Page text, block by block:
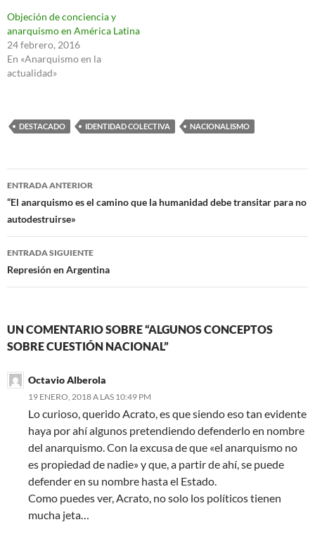
Objeción de conciencia y
anarquismo en América Latina
24 febrero, 2016
En «Anarquismo en la
actualidad»
DESTACADO IDENTIDAD COLECTIVA NACIONALISMO
Navegación
de
entradas
ENTRADA ANTERIOR
“El anarquismo es el camino que la humanidad debe transitar para no
autodestruirse»
ENTRADA SIGUIENTE
Represión en Argentina
UN COMENTARIO SOBRE “ALGUNOS CONCEPTOS
SOBRE CUESTIÓN NACIONAL”
Octavio Alberola
19 ENERO, 2018 A LAS 10:49 PM
Lo curioso, querido Acrato, es que siendo eso tan evidente
haya por ahí algunos pretendiendo defenderlo en nombre
del anarquismo. Con la excusa de que «el anarquismo no
es propiedad de nadie» y que, a partir de ahí, se puede
defender en su nombre hasta el Estado.
Como puedes ver, Acrato, no solo los políticos tienen
mucha jeta…